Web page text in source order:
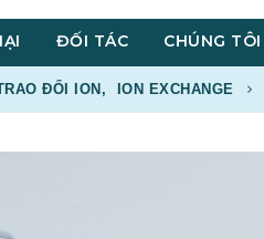
ĐỐI TÁC CHÚNG TÔI
ĐỔI ION, ION EXCHANGE